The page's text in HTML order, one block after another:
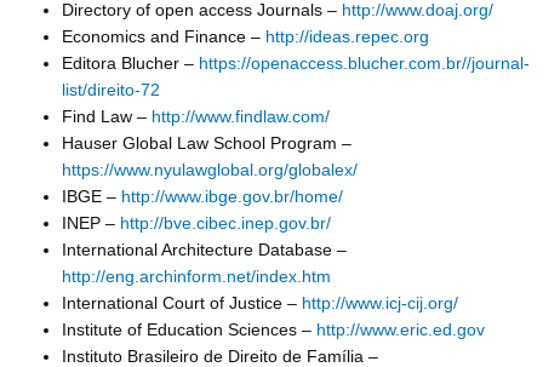
Directory of open access Journals – http://www.doaj.org/
Economics and Finance – http://ideas.repec.org
Editora Blucher – https://openaccess.blucher.com.br//journal-
list/direito-72
Find Law – http://www.findlaw.com/
Hauser Global Law School Program –
https://www.nyulawglobal.org/globalex/
IBGE – http://www.ibge.gov.br/home/
INEP – http://bve.cibec.inep.gov.br/
International Architecture Database –
http://eng.archinform.net/index.htm
International Court of Justice – http://www.icj-cij.org/
Institute of Education Sciences – http://www.eric.ed.gov
Instituto Brasileiro de Direito de Família –